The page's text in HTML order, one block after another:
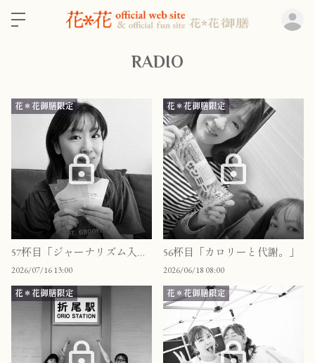
RADIO
花＊花御膳限定
57杯目「ジャーナリズム入門」
2026/07/16 13:00
花＊花御膳限定
56杯目「カロリーと代謝。」
2026/06/18 08:00
花＊花御膳限定 花＊花御膳限定